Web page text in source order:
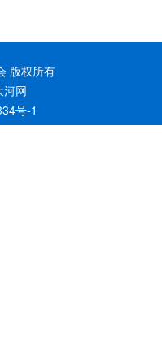
版权所有
河网
号-1